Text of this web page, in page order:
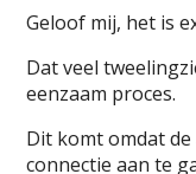
Geloof mij, het is
Dat veel
eenzaam proces.
Dit komt omdat
connectie aan te